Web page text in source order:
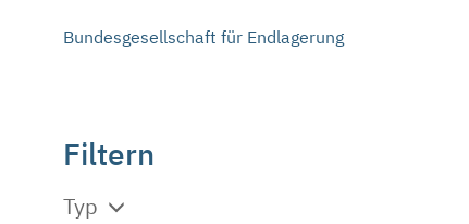
folgendenBundesgesellschaft für Endlagerung
Filtern
Typ